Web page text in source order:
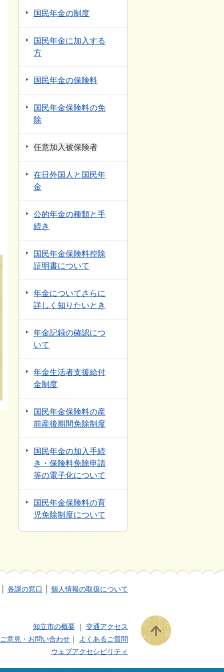
国民年金の制度
国民年金に加入する
方
国民年金の保険料
国民年金保険料の免
除
任意加入被保険者
在日外国人と国民年
金
公的年金の種類と手
続き
国民年金保険料控除
証明書について
年金についてさらに
詳しく知りたいとき
年金記録の確認につ
いて
年金生活者支援給付
金制度
国民年金保険料の産
前産後期間免除制度
国民年金の加入手続
き・保険料免除申請
等の電子化について
国民年金保険料の育
児免除制度について
各課の窓口 個人情報の取扱について
知立市の概要 ｜ 交通アクセス
ご意見・お問い合わせ ｜
よくあるご質問
ウェブアクセシビリティ